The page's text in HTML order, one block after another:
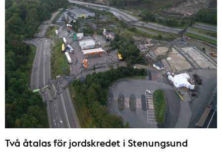
Två åtalas för jordskredet i Stenungsund